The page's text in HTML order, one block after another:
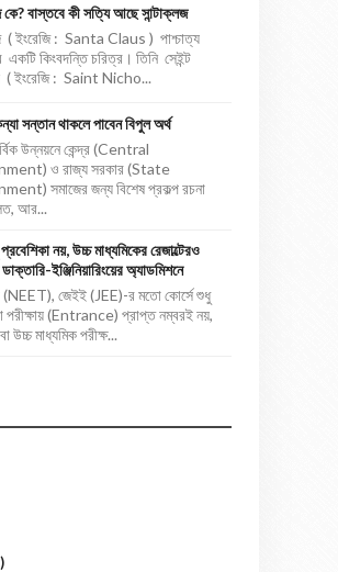
কে? বাস্তবে কী সত্যি আছে সান্টাক্লজ
( ইংরেজি : Santa Claus ) পাশ্চাত্য
কিংবদন্তি চরিত্র। তিনি সেইন্ট
( ইংরেজি : Saint Nicho...
সন্তান থাকলে পাবেন বিপুল অর্থ
উন্নয়নে কেন্দ্র (Central
ও রাজ্য সরকার (State
সমাজের জন্য বিশেষ প্রকল্প রচনা
আর...
নয়, উচ্চ মাধ্যমিকের রেজাল্টেরও
ইঞ্জিনিয়ারিংয়ের অ্যাডমিশনে
(NEET), জেইই (JEE)-র মতো কোর্সে শুধু
পরীক্ষায় (Entrance) প্রাপ্ত নম্বরই নয়,
উচ্চ মাধ্যমিক পরীক্ষ...